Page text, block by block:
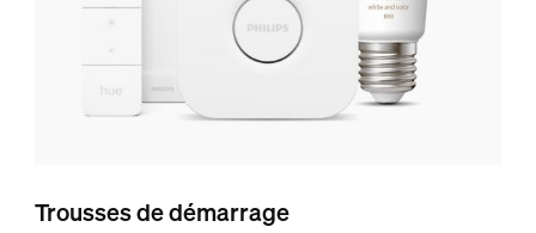
Trousses de démarrage